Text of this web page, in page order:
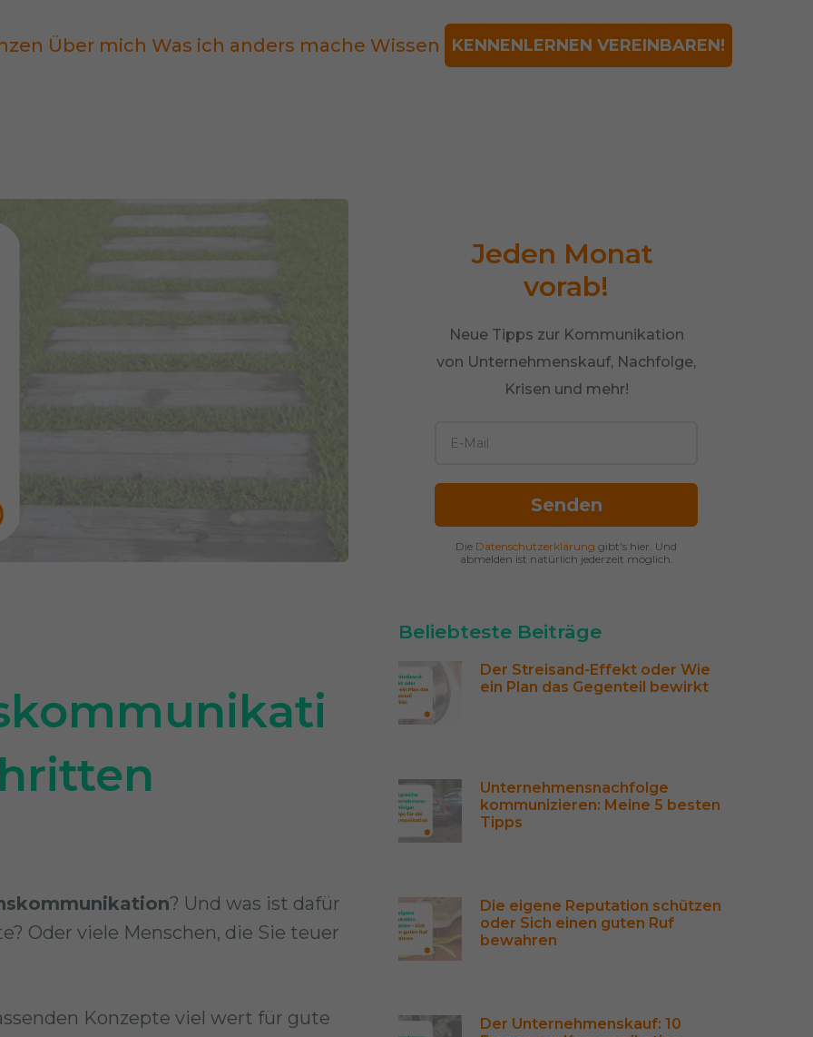
Über mich Was ich anders mache Wissen KENNENLERNEN VEREINBAREN!
? Und was ist dafür
Oder viele Menschen, die Sie teuer
Konzepte viel wert für gute
Jeden Monat
vorab!
Neue Tipps zur Kommunikation
von Unternehmenskauf, Nachfolge,
Krisen und mehr!
Senden
Die Datenschutzerklärung gibt's hier. Und
abmelden ist natürlich jederzeit möglich.
Beliebteste Beiträge
Der Streisand-Effekt oder Wie
ein Plan das Gegenteil bewirkt
Unternehmensnachfolge
kommunizieren: Meine 5 besten
Tipps
Die eigene Reputation schützen
oder Sich einen guten Ruf
bewahren
Der Unternehmenskauf: 10